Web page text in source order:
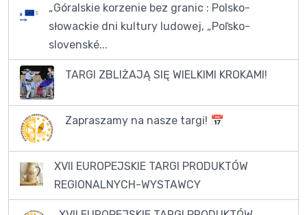
„Góralskie korzenie bez granic : Polsko-
słowackie dni kultury ludowej, „Poľsko-
slovenské...
TARGI ZBLIŻAJĄ SIĘ WIELKIMI KROKAMI!
Zapraszamy na nasze targi! 📅
XVII EUROPEJSKIE TARGI PRODUKTÓW
REGIONALNYCH-WYSTAWCY